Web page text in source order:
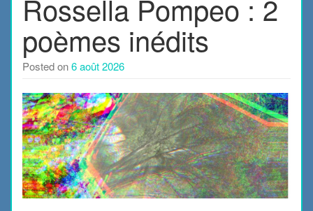
Rossella Pompeo : 2
poèmes inédits
Posted on6 août 2026